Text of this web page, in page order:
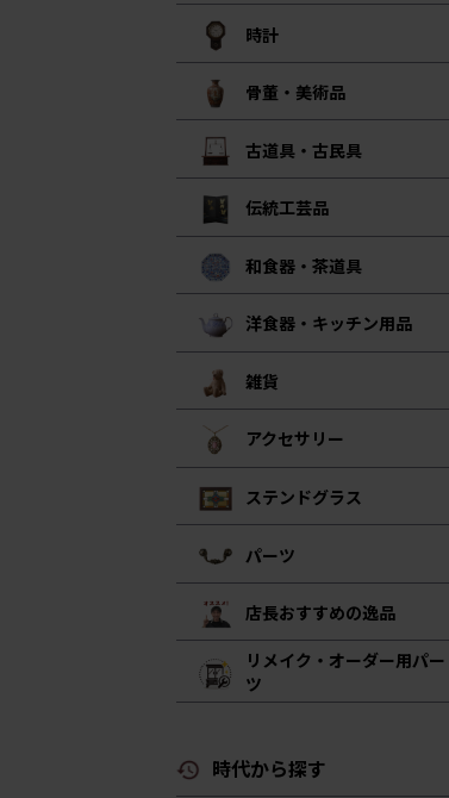
時計
骨董・美術品
古道具・古民具
伝統工芸品
和食器・茶道具
洋食器・キッチン用品
雑貨
アクセサリー
ステンドグラス
パーツ
店長おすすめの逸品
リメイク・オーダー用パー
ツ
時代から探す